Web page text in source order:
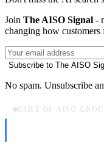
Join The AISO Signal -
changing how customers
Subscribe to The AISO
No spam. Unsubscribe
PART OF AISO